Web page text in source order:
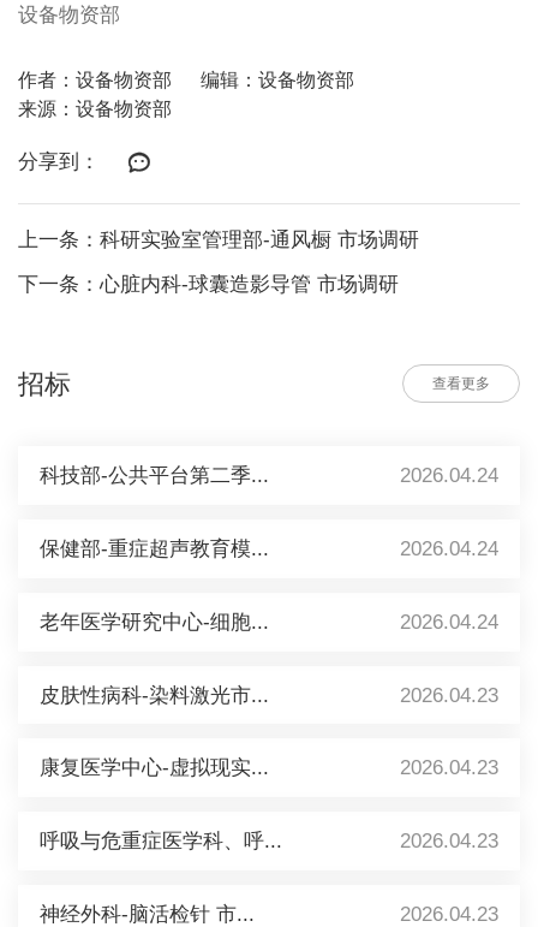
设备物资部
作者：设备物资部
编辑：设备物资部
来源：设备物资部
分享到：
上一条：科研实验室管理部-通风橱 市场调研
下一条：心脏内科-球囊造影导管 市场调研
招标 查看更多
科技部-公共平台第二季... 2026.04.24
保健部-重症超声教育模... 2026.04.24
老年医学研究中心-细胞... 2026.04.24
皮肤性病科-染料激光市... 2026.04.23
康复医学中心-虚拟现实... 2026.04.23
呼吸与危重症医学科、呼... 2026.04.23
神经外科-脑活检针 市... 2026.04.23